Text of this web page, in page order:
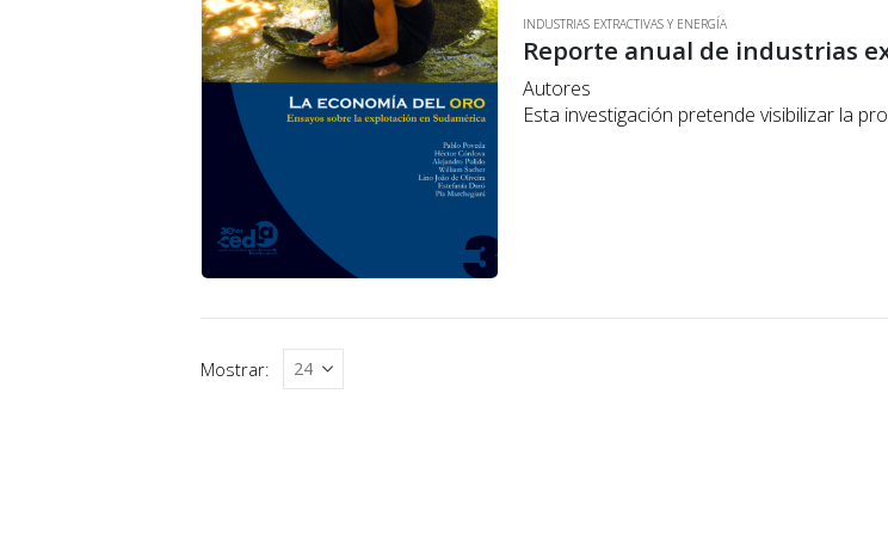
INDUSTRIAS EXTRACTIVAS Y ENERGÍA
Autores
Esta investigación pretende visibilizar la
Mostrar: